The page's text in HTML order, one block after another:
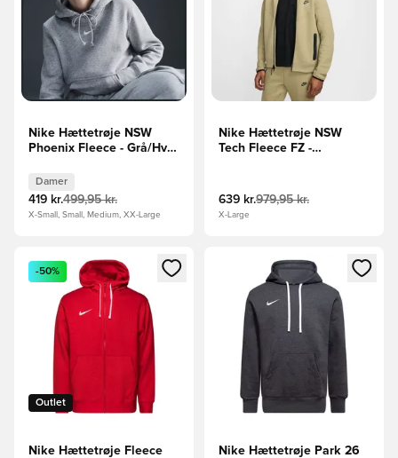
Nike Hættetrøje NSW
Phoenix Fleece - Grå/Hvid
Damer
419 kr.499,95 kr.
X-Small, Small, Medium, XX-Large
Nike Hættetrøje NSW
Tech Fleece FZ -
639 kr.979,95 kr.
X-Large
Åbner en Modal til at logge ind eller tilmelde dig som
Outlet
-50%
Nike Hættetrøje Fleece
Åbner en Modal til at logge
Nike Hættetrøje Park 26